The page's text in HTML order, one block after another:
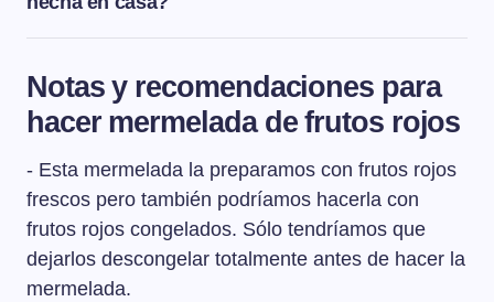
minutos. Después, se escurren bien y se colocan boca
abajo encima de un paño de cocina limpio hasta que se
sequen. Llenamos el tarro con la mermelada sin llenarlo
tarros y los metemos en una olla con agua hirviendo
cubiertos casi hasta arriba del todo. Dejamos que
hiervan durante mínimo 15 minutos y después, los
sacamos de la olla y los ponemos boca abajo hasta que
se enfríen. Cuando estén fríos, comprobamos que
Una mermelada hecha en casa aguanta 6 meses si
vacío. Si hemos hecho la cantidad justa de mermelada
para consumir en unos pocos días, entonces la
mermelada dura máximo unos 5-7 días , bien guardada
en la nevera.
Notas y recomendaciones para
hacer mermelada de frutos rojos
- Esta mermelada la preparamos con frutos rojos
frescos pero también podríamos hacerla con
frutos rojos congelados. Sólo tendríamos que
dejarlos descongelar totalmente antes de hacer la
mermelada.